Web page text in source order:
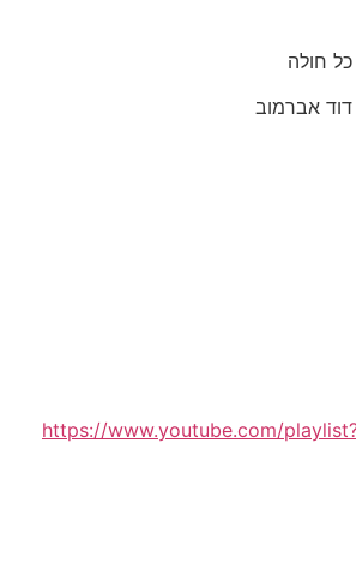
חולה
דוד אברמוב
https://www.youtube.com/